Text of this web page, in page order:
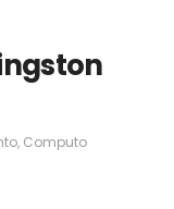
, Computo